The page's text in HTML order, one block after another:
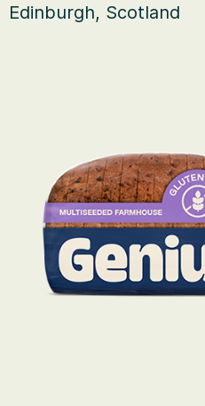
Edinburgh, Scotland